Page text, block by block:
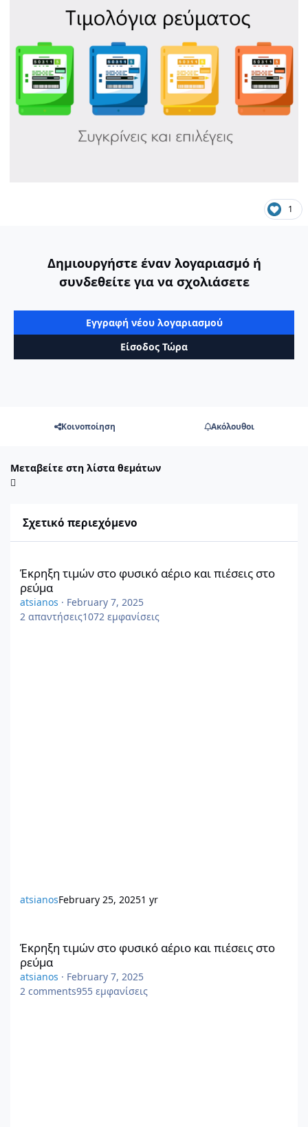
1
Δημιουργήστε έναν λογαριασμό ή
συνδεθείτε για να σχολιάσετε
Εγγραφή νέου λογαριασμού
Είσοδος Τώρα
Κοινοποίηση Ακόλουθοι
Μεταβείτε στη λίστα θεμάτων
Σχετικό περιεχόμενο
Έκρηξη τιμών στο φυσικό αέριο και πιέσεις στο
ρεύμα
atsianos · February 7, 2025
2 απαντήσεις1072 εμφανίσεις
atsianosFebruary 25, 20251 yr
Έκρηξη τιμών στο φυσικό αέριο και πιέσεις στο
ρεύμα
atsianos · February 7, 2025
2 comments955 εμφανίσεις